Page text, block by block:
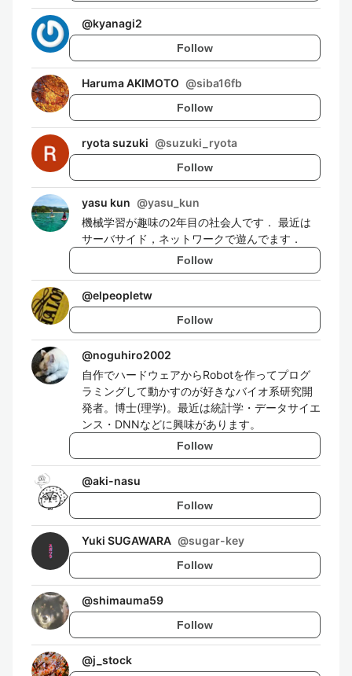
@kyanagi2
Follow
Haruma AKIMOTO @siba16fb
Follow
ryota suzuki @suzuki_ryota
Follow
yasu kun @yasu_kun
機械学習が趣味の2年目の社会人です． 最近は
サーバサイド，ネットワークで遊んでます．
Follow
@elpeopletw
Follow
@noguhiro2002
自作でハードウェアからRobotを作ってプログ
ラミングして動かすのが好きなバイオ系研究開
発者。博士(理学)。最近は統計学・データサイエ
ンス・DNNなどに興味があります。
Follow
@aki-nasu
Follow
Yuki SUGAWARA @sugar-key
Follow
@shimauma59
Follow
@j_stock